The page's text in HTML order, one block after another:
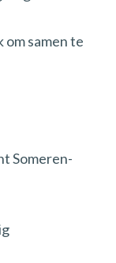
samen te
Someren-